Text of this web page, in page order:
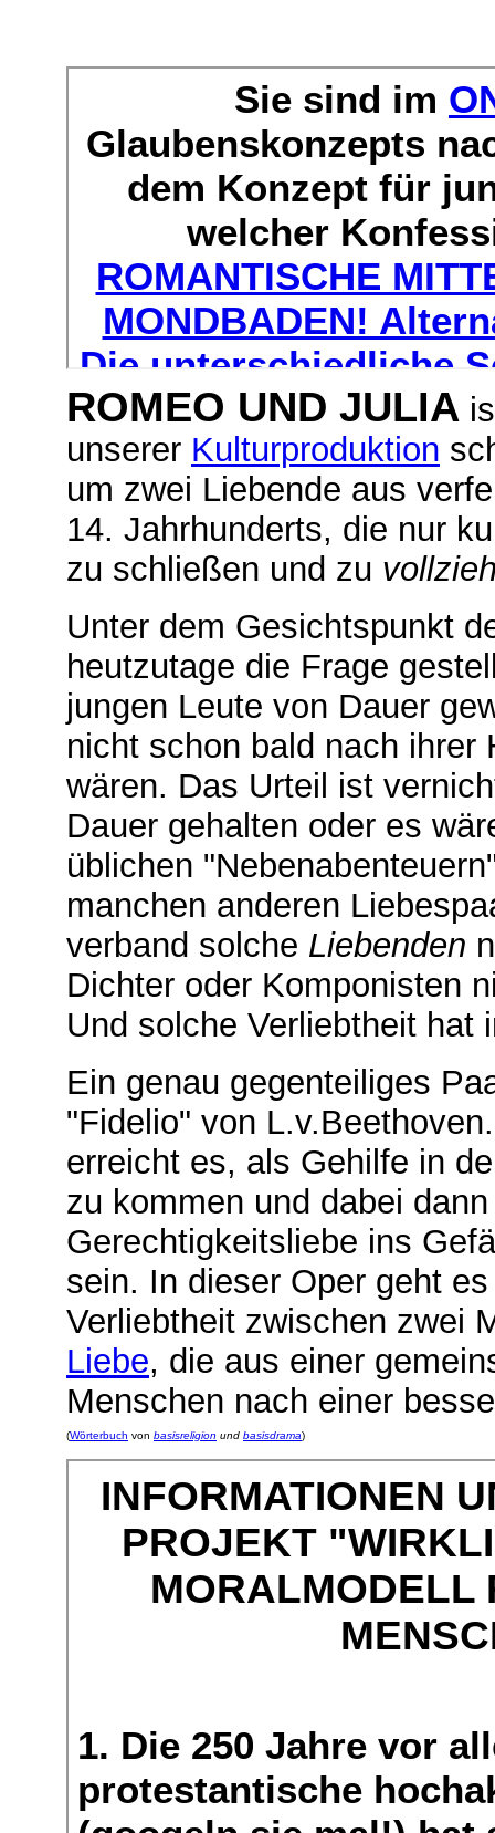
ROMEO UND JULIA
unserer Kulturproduktion
um zwei Liebende aus
14. Jahrhunderts, die nur
zu schließen und zu
Unter dem Gesichtspunkt
heutzutage die Frage
jungen Leute von Dauer
nicht schon bald nach ihrer
wären. Das Urteil ist
Dauer gehalten oder es
üblichen
manchen anderen
verband solche Liebenden
Dichter oder Komponisten
Und solche Verliebtheit hat
Ein genau gegenteiliges
"Fidelio" von
erreicht es, als Gehilfe in
zu kommen und dabei
Gerechtigkeitsliebe ins
sein. In dieser Oper geht
Verliebtheit zwischen zwei
Liebe, die aus einer
Menschen nach einer
(Wörterbuch von basisreligion und basisdrama)